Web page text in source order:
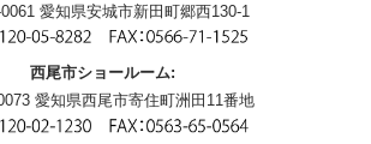
愛知県安城市新田町郷西130-1
西尾市ショールーム:
愛知県西尾市寄住町洲田11番地